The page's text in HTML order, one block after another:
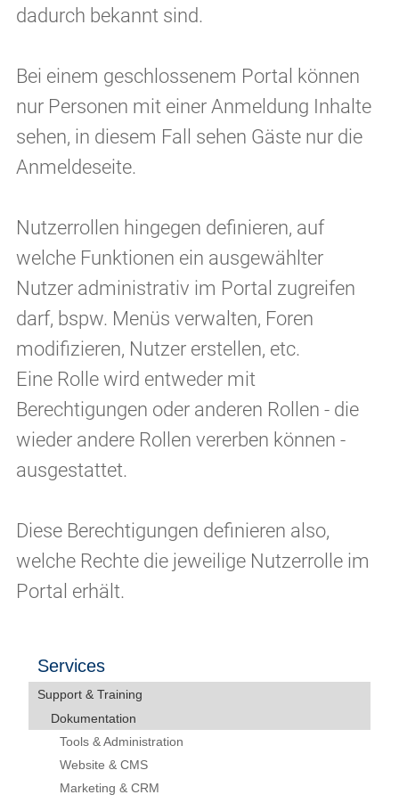
dadurch bekannt sind.
Bei einem geschlossenem Portal können
nur Personen mit einer Anmeldung Inhalte
sehen, in diesem Fall sehen Gäste nur die
Anmeldeseite.
Nutzerrollen hingegen definieren, auf
welche Funktionen ein ausgewählter
Nutzer administrativ im Portal zugreifen
darf, bspw. Menüs verwalten, Foren
modifizieren, Nutzer erstellen, etc.
Eine Rolle wird entweder mit
Berechtigungen oder anderen Rollen - die
wieder andere Rollen vererben können -
ausgestattet.
Diese Berechtigungen definieren also,
welche Rechte die jeweilige Nutzerrolle im
Portal erhält.
Services
Support & Training
Dokumentation
Tools & Administration
Website & CMS
Marketing & CRM